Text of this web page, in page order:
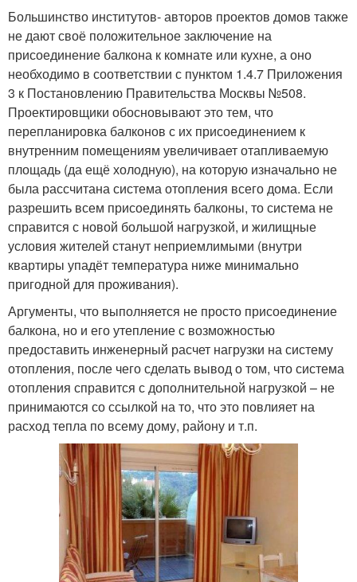
Большинство институтов- авторов проектов домов также
не дают своё положительное заключение на
присоединение балкона к комнате или кухне, а оно
необходимо в соответствии с пунктом 1.4.7 Приложения
3 к Постановлению Правительства Москвы №508.
Проектировщики обосновывают это тем, что
перепланировка балконов с их присоединением к
внутренним помещениям увеличивает отапливаемую
площадь (да ещё холодную), на которую изначально не
была рассчитана система отопления всего дома. Если
разрешить всем присоединять балконы, то система не
справится с новой большой нагрузкой, и жилищные
условия жителей станут неприемлимыми (внутри
квартиры упадёт температура ниже минимально
пригодной для проживания).
Аргументы, что выполняется не просто присоединение
балкона, но и его утепление с возможностью
предоставить инженерный расчет нагрузки на систему
отопления, после чего сделать вывод о том, что система
отопления справится с дополнительной нагрузкой – не
принимаются со ссылкой на то, что это повлияет на
расход тепла по всему дому, району и т.п.